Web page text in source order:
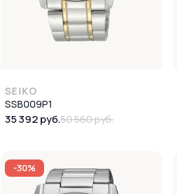
SEIKO
SSB009P1
35 392 руб.50 560 руб.
-30%